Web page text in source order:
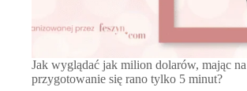
Jak wyglądać jak milion dolarów, mając na
przygotowanie się rano tylko 5 minut?